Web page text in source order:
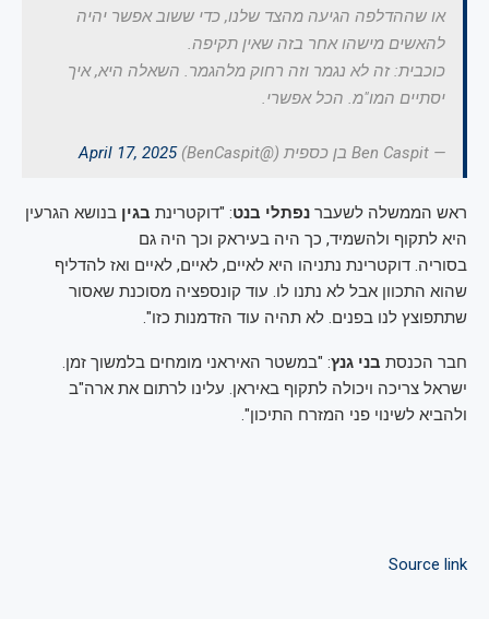
או שההדלפה הגיעה מהצד שלנו, כדי ששוב אפשר יהיה
להאשים מישהו אחר בזה שאין תקיפה.
כוכבית: זה לא נגמר וזה רחוק מלהגמר. השאלה היא, איך
יסתיים המו"מ. הכל אפשרי.
— Ben Caspit בן כספית (@BenCaspit) April 17, 2025
ראש הממשלה לשעבר נפתלי בנט: "דוקטרינת בגין בנושא הגרעין
היא לתקוף ולהשמיד, כך היה בעיראק וכך היה גם
בסוריה. דוקטרינת נתניהו היא לאיים, לאיים, לאיים ואז להדליף
שהוא התכוון אבל לא נתנו לו. עוד קונספציה מסוכנת שאסור
שתתפוצץ לנו בפנים. לא תהיה עוד הזדמנות כזו".
חבר הכנסת בני גנץ: "במשטר האיראני מומחים בלמשוך זמן.
ישראל צריכה ויכולה לתקוף באיראן. עלינו לרתום את ארה"ב
ולהביא לשינוי פני המזרח התיכון".
Source link